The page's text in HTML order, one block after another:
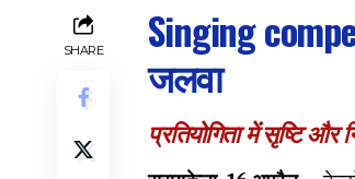
SHARE
Singing
जलवा
प्रतियोगिता में सृष्टि और